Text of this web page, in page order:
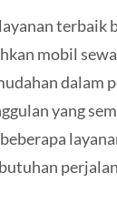
terbaik
mobil
dalam
yang